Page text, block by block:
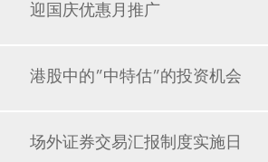
迎国庆优惠月推广
港股中的”中特估”的投资机会
场外证券交易汇报制度实施日